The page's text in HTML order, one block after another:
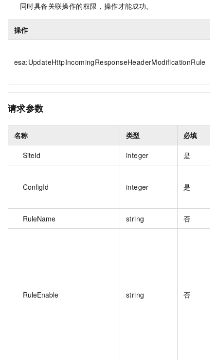
同时具备关联操作的权限，操作才能成功。
操作
esa:UpdateHttpIncomingResponseHeaderModificationRule
请求参数
名称 类型 必填
SiteId integer 是
ConfigId integer 是
RuleName string 否
RuleEnable string 否